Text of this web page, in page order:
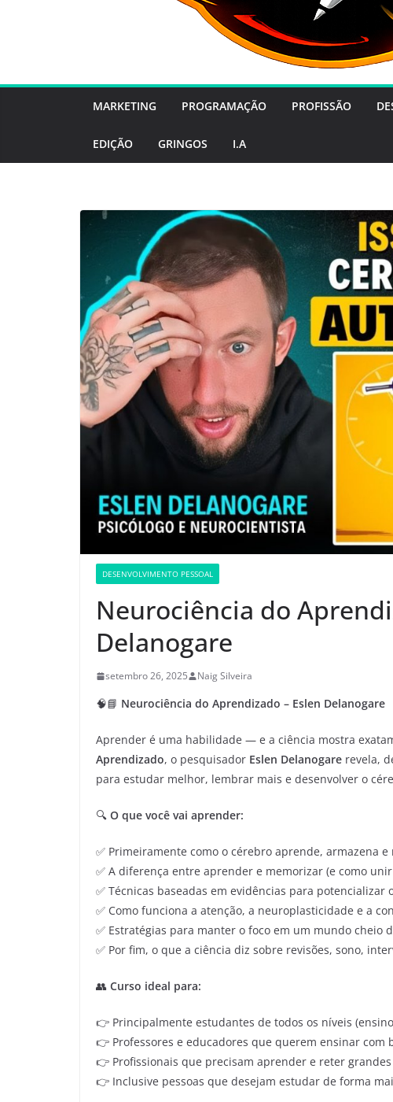
MARKETING PROGRAMAÇÃO PROFISSÃO
EDIÇÃO GRINGOS I.A
DESENVOLVIMENTO PESSOAL
Neurociência do
Delanogare
setembro 26, 2025 Naig Silveira
🧠📘 Neurociência do Aprendizado – Eslen Delanogare
Aprender é uma habilidade — e a ciência mostra
Aprendizado, o pesquisador Eslen Delanogare revela,
para estudar melhor, lembrar mais e desenvolver o
🔍 O que você vai aprender:
✅ Primeiramente como o cérebro aprende, armazena
✅ A diferença entre aprender e memorizar (e como
✅ Técnicas baseadas em evidências para potencializar
✅ Como funciona a atenção, a neuroplasticidade e a
✅ Estratégias para manter o foco em um mundo cheio
✅ Por fim, o que a ciência diz sobre revisões, sono,
👥 Curso ideal para:
👉 Principalmente estudantes de todos os níveis
👉 Professores e educadores que querem ensinar com
👉 Profissionais que precisam aprender e reter
👉 Inclusive pessoas que desejam estudar de forma